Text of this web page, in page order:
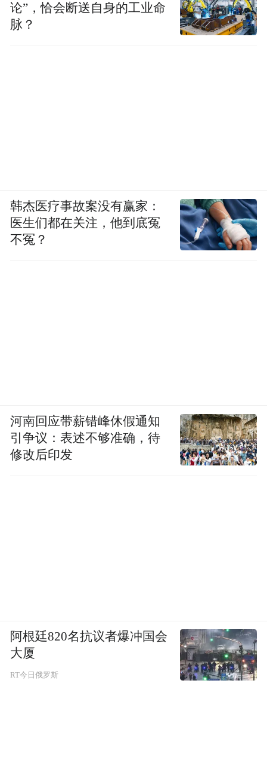
论”，恰会断送自身的工业命
脉？
韩杰医疗事故案没有赢家：
医生们都在关注，他到底冤
不冤？
河南回应带薪错峰休假通知
引争议：表述不够准确，待
修改后印发
阿根廷820名抗议者爆冲国会
大厦
RT今日俄罗斯